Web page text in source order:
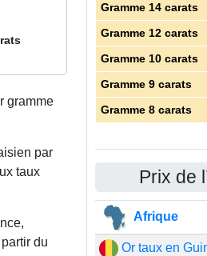
gramme
par
taux
du
Gramme 14 carats
Gramme 12 carats
Gramme 10 carats
Gramme 9 carats
Gramme 8 carats
Prix de
Afrique
Or taux en